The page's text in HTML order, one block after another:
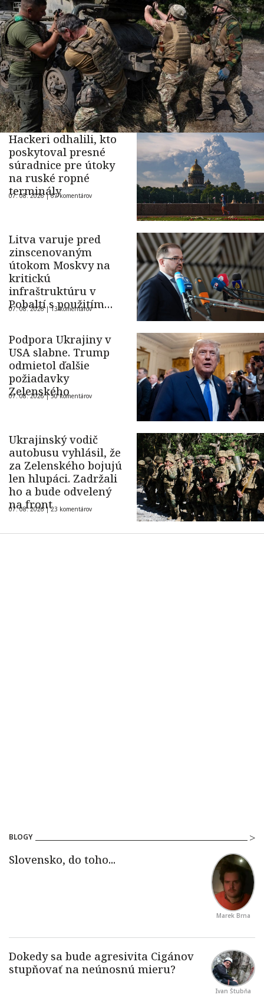
Hackeri odhalili, kto
poskytoval presné
súradnice pre útoky
na ruské ropné
terminály
07. 08. 2026 |67 komentárov
Litva varuje pred
zinscenovaným
útokom Moskvy na
kritickú
infraštruktúru v
Pobaltí s použitím
ukrajinského dronu
07. 08. 2026 |13 komentárov
Podpora Ukrajiny v
USA slabne. Trump
odmietol ďalšie
požiadavky
Zelenského
07. 08. 2026 |50 komentárov
Ukrajinský vodič
autobusu vyhlásil, že
za Zelenského bojujú
len hlupáci. Zadržali
ho a bude odvelený
na front
07. 08. 2026 |23 komentárov
BLOGY
Marek Brna
Ivan Štubňa